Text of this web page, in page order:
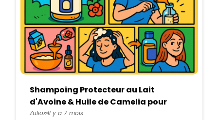
Shampoing Protecteur au Lait
d'Avoine & Huile de Camelia pour
Cheveux Sensibilisés par la Pollution
ZulioxIl y a 7 mois